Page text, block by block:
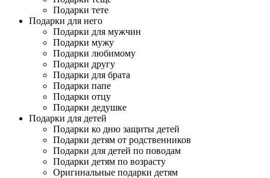
Подарки тете
Подарки для него
Подарки для мужчин
Подарки мужу
Подарки любимому
Подарки другу
Подарки для брата
Подарки папе
Подарки отцу
Подарки дедушке
Подарки для детей
Подарки ко дню защиты детей
Подарки детям от родственников
Подарки для детей по поводам
Подарки детям по возрасту
Оригинальные подарки детям